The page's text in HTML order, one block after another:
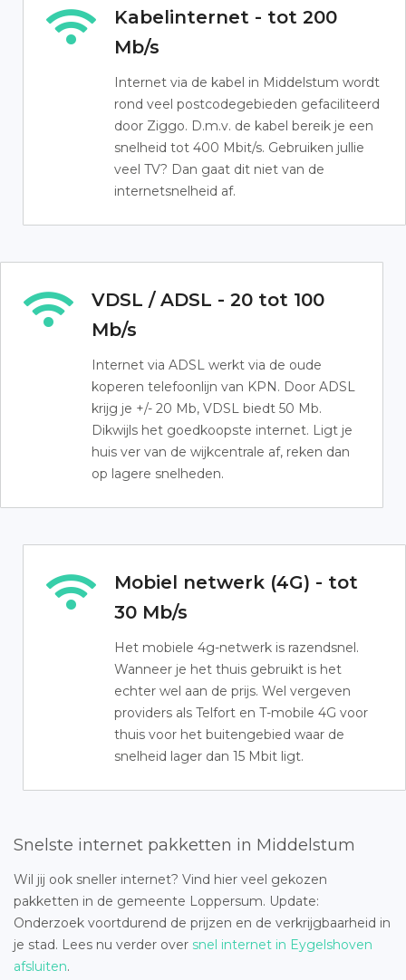
Kabelinternet - tot 200
Mb/s
Internet via de kabel in Middelstum wordt
rond veel postcodegebieden gefaciliteerd
door Ziggo. D.m.v. de kabel bereik je een
snelheid tot 400 Mbit/s. Gebruiken jullie
veel TV? Dan gaat dit niet van de
internetsnelheid af.
VDSL / ADSL - 20 tot 100
Mb/s
Internet via ADSL werkt via de oude
koperen telefoonlijn van KPN. Door ADSL
krijg je +/- 20 Mb, VDSL biedt 50 Mb.
Dikwijls het goedkoopste internet. Ligt je
huis ver van de wijkcentrale af, reken dan
op lagere snelheden.
Mobiel netwerk (4G) - tot
30 Mb/s
Het mobiele 4g-netwerk is razendsnel.
Wanneer je het thuis gebruikt is het
echter wel aan de prijs. Wel vergeven
providers als Telfort en T-mobile 4G voor
thuis voor het buitengebied waar de
snelheid lager dan 15 Mbit ligt.
Snelste internet pakketten in Middelstum
Wil jij ook sneller internet? Vind hier veel gekozen
pakketten in de gemeente Loppersum. Update:
Onderzoek voortdurend de prijzen en de verkrijgbaarheid in
je stad. Lees nu verder over snel internet in Eygelshoven
afsluiten.